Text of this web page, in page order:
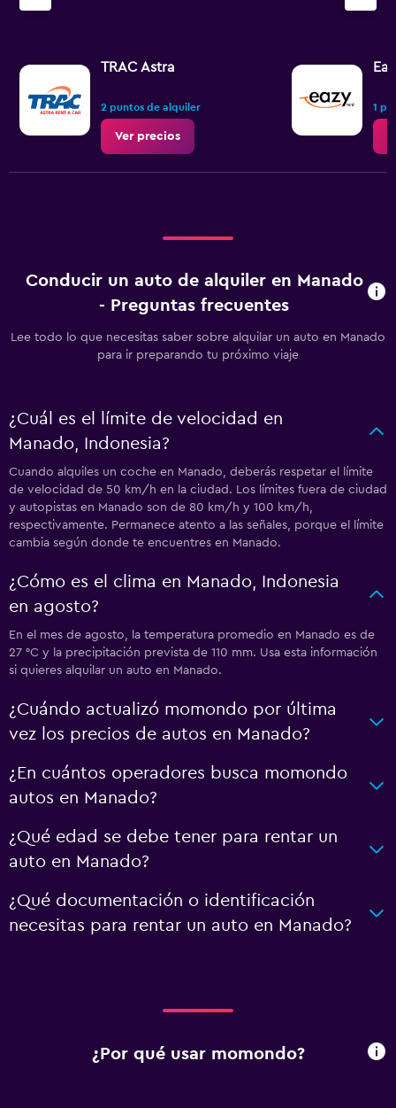
axis
Range:
to
2.4.
TRAC Astra
2 puntos de alquiler
Ver precios
1
Conducir un auto de alquiler en Manado
- Preguntas frecuentes
Lee todo lo que necesitas saber sobre alquilar un auto en Manado
para ir preparando tu próximo viaje
¿Cuál es el límite de velocidad en
Manado, Indonesia?
Cuando alquiles un coche en Manado, deberás respetar el límite
de velocidad de 50 km/h en la ciudad. Los límites fuera de ciudad
y autopistas en Manado son de 80 km/h y 100 km/h,
respectivamente. Permanece atento a las señales, porque el límite
cambia según donde te encuentres en Manado.
¿Cómo es el clima en Manado, Indonesia
en agosto?
En el mes de agosto, la temperatura promedio en Manado es de
27 °C y la precipitación prevista de 110 mm. Usa esta información
si quieres alquilar un auto en Manado.
¿Cuándo actualizó momondo por última
vez los precios de autos en Manado?
¿En cuántos operadores busca momondo
autos en Manado?
¿Qué edad se debe tener para rentar un
auto en Manado?
¿Qué documentación o identificación
necesitas para rentar un auto en Manado?
¿Por qué usar momondo?